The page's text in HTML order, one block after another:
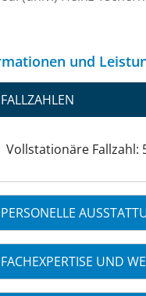
und
FALLZAHLEN
Vollstationäre Fallzahl:
PERSONELLE
FACHEXPERTISE UND